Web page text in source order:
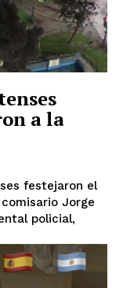
a la
festejaron el
policial,